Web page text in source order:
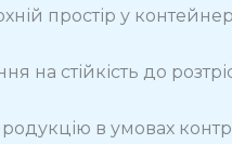
простір у
на стійкість до
в умовах